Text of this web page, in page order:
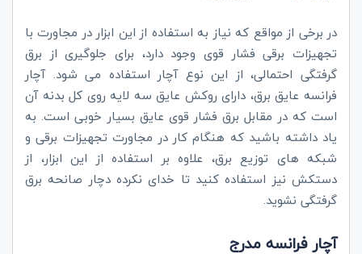
در برخی از مواقع که نیاز به استفاده از این ابزار در مجاورت با
تجهیزات برقی فشار قوی وجود دارد، برای جلوگیری از برق
گرفتگی احتمالی، از این نوع آچار استفاده می شود. آچار
فرانسه عایق برق، دارای روکش عایق سه لایه روی کل بدنه آن
است که در مقابل برق فشار قوی عایق بسیار خوبی است. به
یاد داشته باشید که هنگام کار در مجاورت تجهیزات برقی و
شبکه های توزیع برق، علاوه بر استفاده از این ابزار، از
دستکش نیز استفاده کنید تا خدای نکرده دچار صانحه برق
گرفتگی نشوید.
آچار فرانسه مدرج